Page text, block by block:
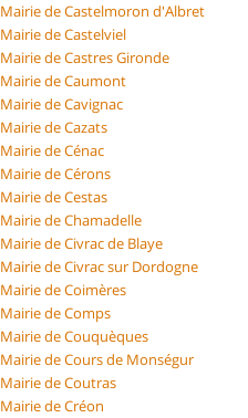
Mairie de Castelmoron d'Albret
Mairie de Castelviel
Mairie de Castres Gironde
Mairie de Caumont
Mairie de Cavignac
Mairie de Cazats
Mairie de Cénac
Mairie de Cérons
Mairie de Cestas
Mairie de Chamadelle
Mairie de Civrac de Blaye
Mairie de Civrac sur Dordogne
Mairie de Coimères
Mairie de Comps
Mairie de Couquèques
Mairie de Cours de Monségur
Mairie de Coutras
Mairie de Créon